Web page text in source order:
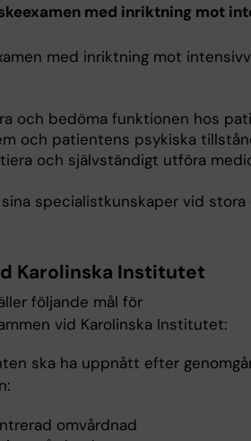
med inriktning mot
med inriktning mot
och bedöma funktionen hos
och patientens psykiska
och självständigt utföra
specialistkunskaper vid stora
Karolinska Institutet
följande mål för
vid Karolinska Institutet:
ska ha uppnått efter
omvårdnad